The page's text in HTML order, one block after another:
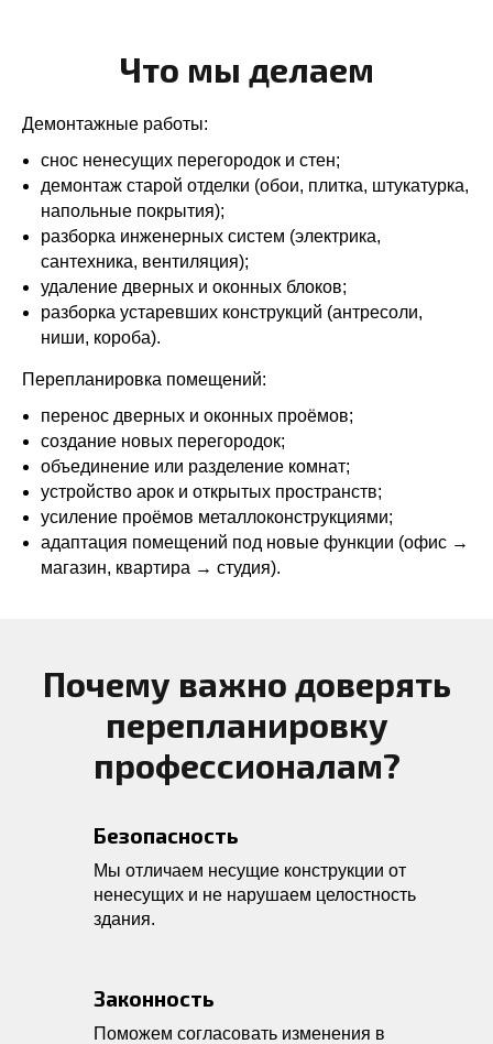
Что мы делаем
Демонтажные работы:
снос ненесущих перегородок и стен;
демонтаж старой отделки (обои, плитка, штукатурка,
напольные покрытия);
разборка инженерных систем (электрика,
сантехника, вентиляция);
удаление дверных и оконных блоков;
разборка устаревших конструкций (антресоли,
ниши, короба).
Перепланировка помещений:
перенос дверных и оконных проёмов;
создание новых перегородок;
объединение или разделение комнат;
устройство арок и открытых пространств;
усиление проёмов металлоконструкциями;
адаптация помещений под новые функции (офис →
магазин, квартира → студия).
Почему важно доверять
перепланировку
профессионалам?
Безопасность
Мы отличаем несущие конструкции от
ненесущих и не нарушаем целостность
здания.
Законность
Поможем согласовать изменения в